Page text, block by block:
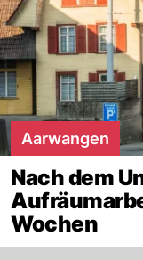
Aarwangen
Nach dem
Wochen